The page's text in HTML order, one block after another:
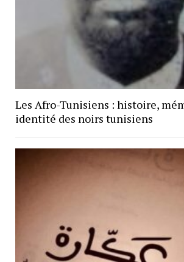
Les Afro-Tunisiens : histoire,
identité des noirs tunisiens